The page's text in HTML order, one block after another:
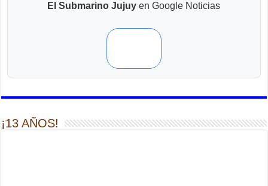
El Submarino Jujuy en Google Noticias
¡13 AÑOS!